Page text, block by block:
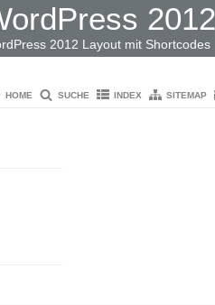
2012
2012 Layout mit Shortcodes
HOME SUCHE INDEX SITEMAP